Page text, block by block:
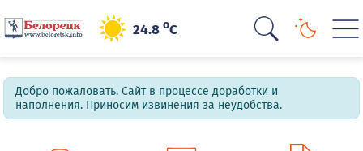
24.8oC
Добро пожаловать. Сайт в процессе доработки и
наполнения. Приносим извинения за неудобства.